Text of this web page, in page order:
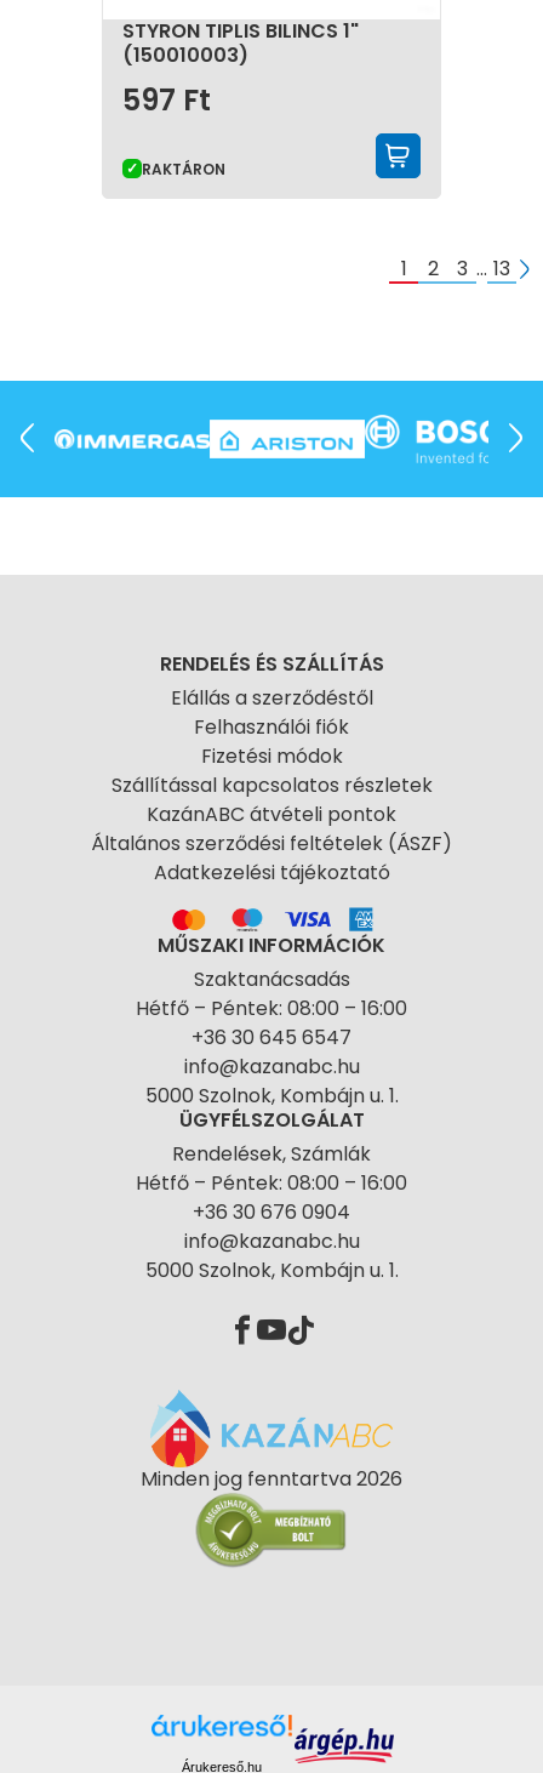
STYRON TIPLIS BILINCS 1"
(150010003)
597 Ft
RAKTÁRON
1 2 3 … 13
RENDELÉS ÉS SZÁLLÍTÁS
Elállás a szerződéstől
Felhasználói fiók
Fizetési módok
Szállítással kapcsolatos részletek
KazánABC átvételi pontok
Általános szerződési feltételek (ÁSZF)
Adatkezelési tájékoztató
MŰSZAKI INFORMÁCIÓK
Szaktanácsadás
Hétfő – Péntek: 08:00 – 16:00
+36 30 645 6547
info@kazanabc.hu
5000 Szolnok, Kombájn u. 1.
ÜGYFÉLSZOLGÁLAT
Rendelések, Számlák
Hétfő – Péntek: 08:00 – 16:00
+36 30 676 0904
info@kazanabc.hu
5000 Szolnok, Kombájn u. 1.
Minden jog fenntartva 2026
Árukereső.hu